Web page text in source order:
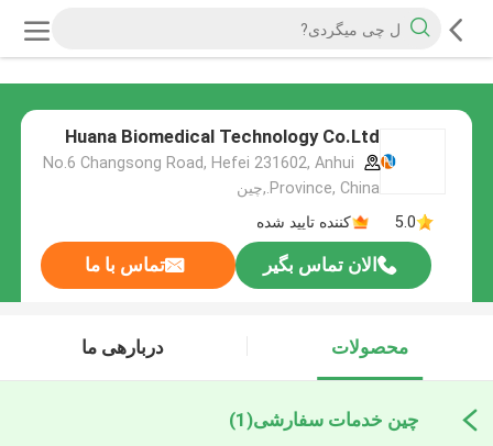
Huana Biomedical Technology Co.Ltd
No.6 Changsong Road, Hefei 231602, Anhui
Province, China.,چین
5.0
کننده تایید شده
الان تماس بگیر تماس با ما
محصولات دربارهی ما
چین خدمات سفارشی(1)